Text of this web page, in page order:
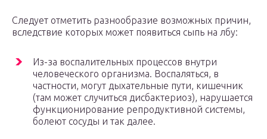
Следует отметить разнообразие возможных причин,
вследствие которых может появиться сыпь на лбу:
Из-за воспалительных процессов внутри
человеческого организма. Воспаляться, в
частности, могут дыхательные пути, кишечник
(там может случиться дисбактериоз), нарушается
функционирование репродуктивной системы,
болеют сосуды и так далее.